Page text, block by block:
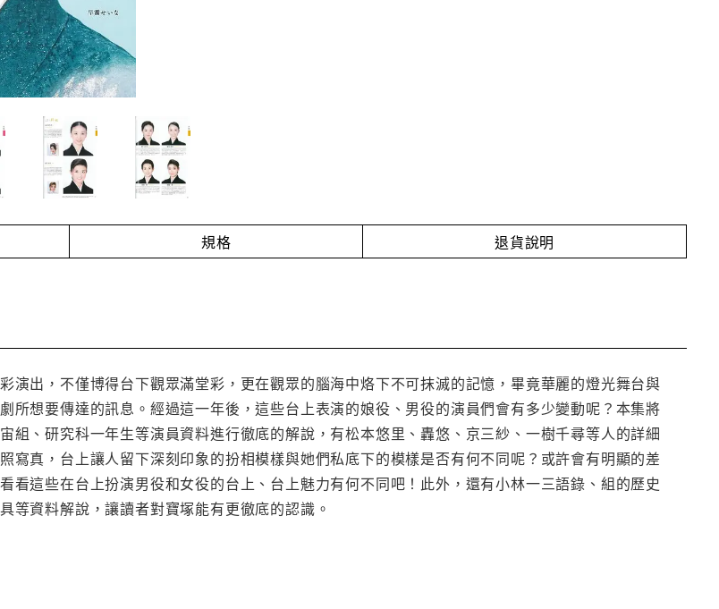
規格 退貨說明
演出，不僅博得台下觀眾滿堂彩，更在觀眾的腦海中烙下不可抹滅的記憶，畢竟華麗的燈光舞台與
所想要傳達的訊息。經過這一年後，這些台上表演的娘役、男役的演員們會有多少變動呢？本集將
組、研究科一年生等演員資料進行徹底的解說，有松本悠里、轟悠、京三紗、一樹千尋等人的詳細
寫真，台上讓人留下深刻印象的扮相模樣與她們私底下的模樣是否有何不同呢？或許會有明顯的差
看這些在台上扮演男役和女役的台上、台上魅力有何不同吧！此外，還有小林一三語錄、組的歷史
等資料解說，讓讀者對寶塚能有更徹底的認識。